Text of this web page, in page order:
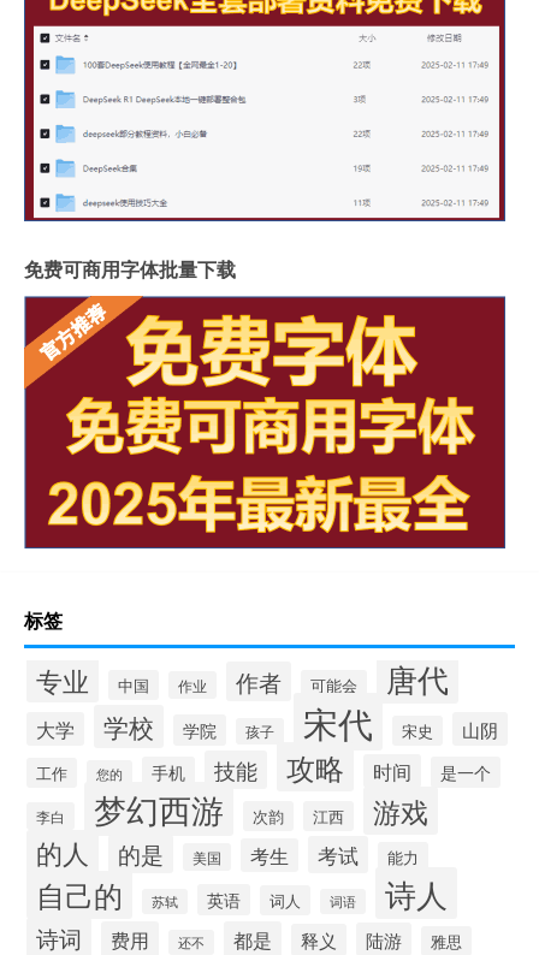
免费可商用字体批量下载
标签
专业 中国 作业 作者 可能会 唐代
大学 学校 学院 孩子 宋代 宋史 山阴
工作 您的 手机 技能 攻略 时间 是一个
李白 梦幻西游 次韵 江西 游戏
的人 的是 美国 考生 考试 能力
自己的 苏轼 英语 词人 词语 诗人
诗词 费用 还不 都是 释义 陆游 雅思